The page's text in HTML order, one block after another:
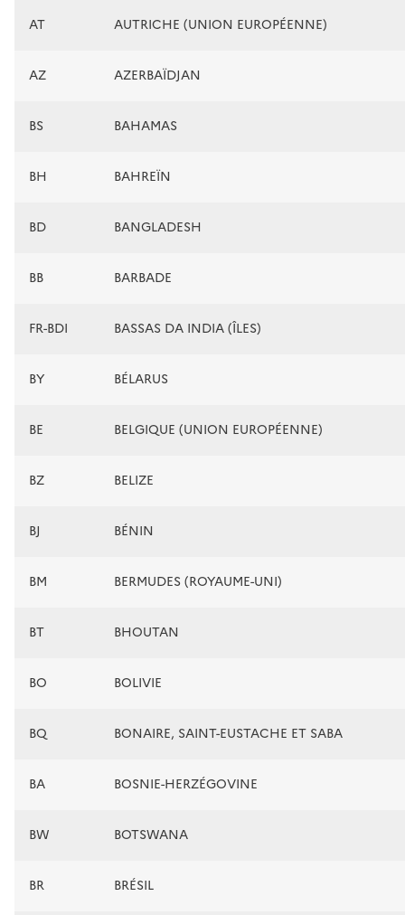
AT AUTRICHE (UNION EUROPÉENNE)
AZ AZERBAÏDJAN
BS BAHAMAS
BH BAHREÏN
BD BANGLADESH
BB BARBADE
FR-BDI BASSAS DA INDIA (ÎLES)
BY BÉLARUS
BE BELGIQUE (UNION EUROPÉENNE)
BZ BELIZE
BJ BÉNIN
BM BERMUDES (ROYAUME-UNI)
BT BHOUTAN
BO BOLIVIE
BQ BONAIRE, SAINT-EUSTACHE ET SABA
BA BOSNIE-HERZÉGOVINE
BW BOTSWANA
BR BRÉSIL